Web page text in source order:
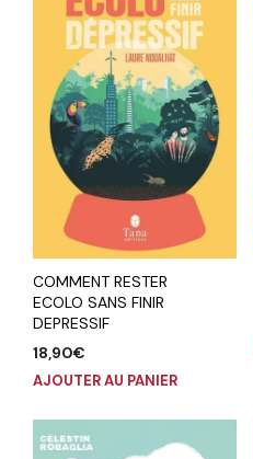
COMMENT RESTER
ECOLO SANS FINIR
DEPRESSIF
18,90€
AJOUTER AU PANIER